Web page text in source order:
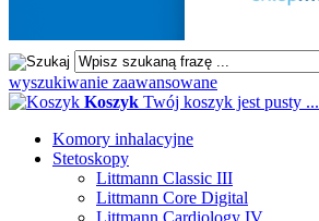
wyszukiwanie zaawansowane
Koszyk Twój koszyk jest pusty ...
Komory inhalacyjne
Stetoskopy
Littmann Classic III
Littmann Core Digital
Littmann Cardiology IV